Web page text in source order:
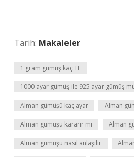
Tarih: Makaleler
1 gram gümüş kaç TL
1000 ayar gümüş ile 925 ayar gümüş
Alman gümüşü kaç ayar Alman
Alman gümüşü kararır mı Alman
Alman gümüşü nasıl anlaşılır